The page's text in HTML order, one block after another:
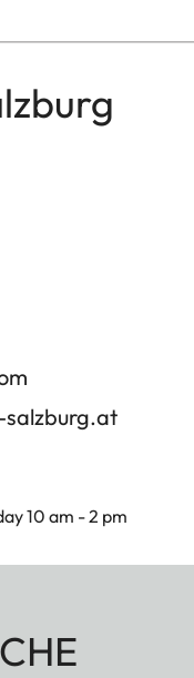
10 am - 2 pm